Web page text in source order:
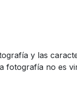
y las
no es